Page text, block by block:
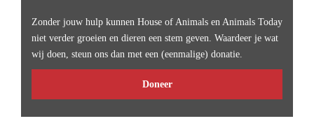
Zonder jouw hulp kunnen House of Animals en Animals Today
niet verder groeien en dieren een stem geven. Waardeer je wat
wij doen, steun ons dan met een (eenmalige) donatie.
Doneer